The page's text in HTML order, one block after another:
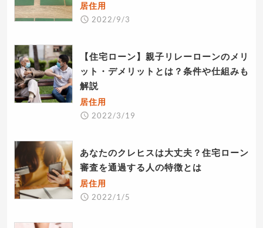
居住用
2022/9/3
【住宅ローン】親子リレーローンのメリ
ット・デメリットとは？条件や仕組みも
解説
居住用
2022/3/19
あなたのクレヒスは大丈夫？住宅ローン
審査を通過する人の特徴とは
居住用
2022/1/5